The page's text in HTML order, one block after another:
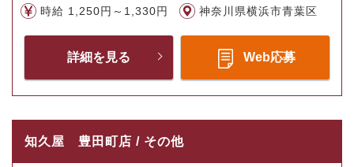
時給 1,250円～1,330円 神奈川県横浜市青葉区
詳細を見る Web応募
知久屋 豊田町店 / その他